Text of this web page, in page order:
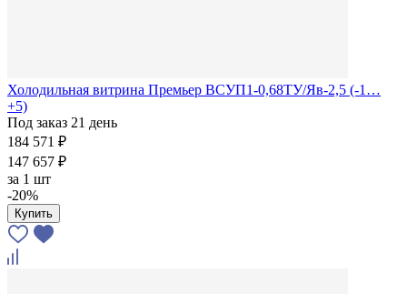
Холодильная витрина Премьер ВСУП1-0,68ТУ/Яв-2,5 (-1…
+5)
Под заказ 21 день
184 571 ₽
147 657 ₽
за 1 шт
-20%
Купить